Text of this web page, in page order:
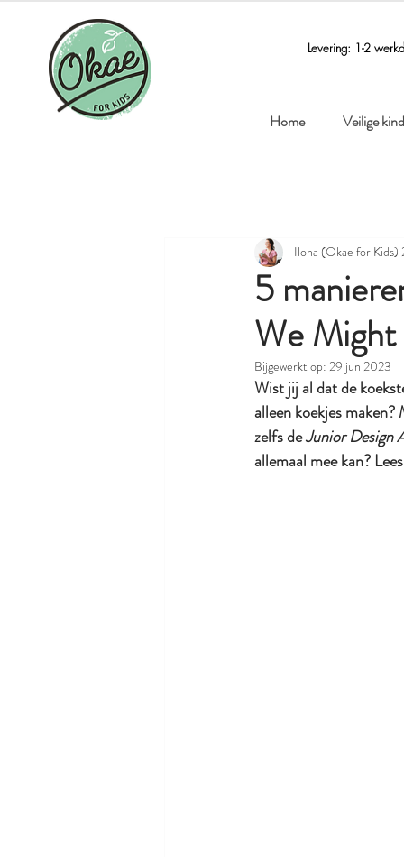
Levering: 1-2
Home Veilige
5
We Might
Ilona (Okae for Kids)
Bijgewerkt op: 29 jun 2023
Wist jij al dat de
alleen koekjes
zelfs de Junior Design
allemaal mee kan?